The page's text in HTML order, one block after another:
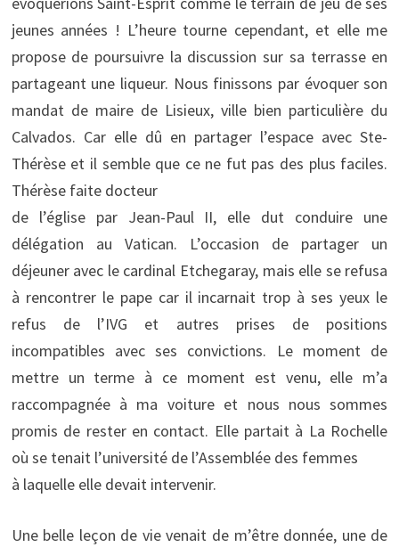
jeunes années ! L’heure tourne cependant, et elle me
propose de poursuivre la discussion sur sa terrasse en
partageant une liqueur. Nous finissons par évoquer son
mandat de maire de Lisieux, ville bien particulière du
Calvados. Car elle dû en partager l’espace avec Ste-
Thérèse et il semble que ce ne fut pas des plus faciles.
Thérèse faite docteur
de l’église par Jean-Paul II, elle dut conduire une
délégation au Vatican. L’occasion de partager un
déjeuner avec le cardinal Etchegaray, mais elle se refusa
à rencontrer le pape car il incarnait trop à ses yeux le
refus de l’IVG et autres prises de positions
incompatibles avec ses convictions. Le moment de
mettre un terme à ce moment est venu, elle m’a
raccompagnée à ma voiture et nous nous sommes
promis de rester en contact. Elle partait à La Rochelle
où se tenait l’université de l’Assemblée des femmes
à laquelle elle devait intervenir.
Une belle leçon de vie venait de m’être donnée, une de